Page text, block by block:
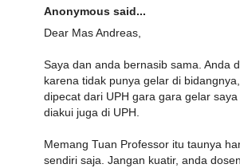
Anonymous said...
Dear Mas Andreas,
Saya dan anda bernasib sama. Anda
karena tidak punya gelar di
dipecat dari UPH gara gara gelar saya
diakui juga di UPH.
Memang Tuan Professor itu taunya
sendiri saja. Jangan kuatir, anda